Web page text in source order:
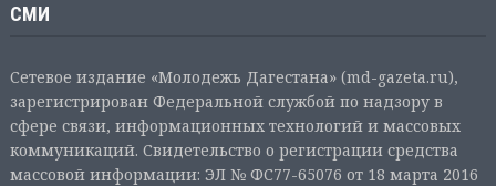
СМИ
Сетевое издание «Молодежь Дагестана» (md-gazeta.ru),
зарегистрирован Федеральной службой по надзору в
сфере связи, информационных технологий и массовых
коммуникаций. Свидетельство о регистрации средства
массовой информации: ЭЛ № ФС77-65076 от 18 марта 2016